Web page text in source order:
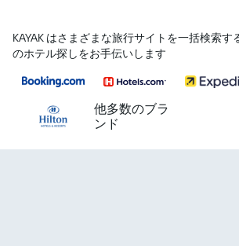
KAYAK はさまざまな旅行サイトを一括検索す
のホテル探しをお手伝いします
他多数のブラ
ンド